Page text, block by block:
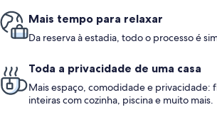
Mais tempo para relaxar
Da reserva à estadia, todo o processo é
Toda a privacidade de uma casa
Mais espaço, comodidade e privacidade:
inteiras com cozinha, piscina e muito mais.